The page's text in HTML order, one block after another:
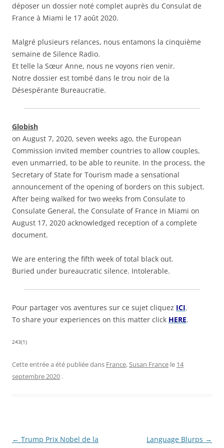
déposer un dossier noté complet auprès du Consulat de
France à Miami le 17 août 2020.
Malgré plusieurs relances, nous entamons la cinquième
semaine de Silence Radio.
Et telle la Sœur Anne, nous ne voyons rien venir.
Notre dossier est tombé dans le trou noir de la
Désespérante Bureaucratie.
Globish
on August 7, 2020, seven weeks ago, the European
Commission invited member countries to allow couples,
even unmarried, to be able to reunite. In the process, the
Secretary of State for Tourism made a sensational
announcement of the opening of borders on this subject.
After being walked for two weeks from Consulate to
Consulate General, the Consulate of France in Miami on
August 17, 2020 acknowledged reception of a complete
document.
We are entering the fifth week of total black out.
Buried under bureaucratic silence. Intolerable.
Pour partager vos aventures sur ce sujet cliquez ICI.
To share your experiences on this matter click HERE.
243(1)
Cette entrée a été publiée dans France,Susan France le 14
septembre 2020 .
Navigation
← Trump Prix Nobel de la
Language Blurps →